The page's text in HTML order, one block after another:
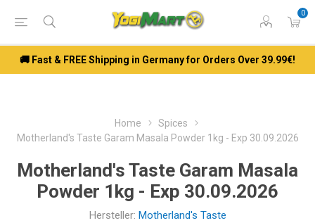
0
🚚 Fast & FREE Shipping in Germany for Orders Over 39.99€!
Home
Spices
Motherland's Taste Garam Masala Powder 1kg - Exp 30.09.2026
Motherland's Taste Garam Masala
Powder 1kg - Exp 30.09.2026
Hersteller: Motherland's Taste